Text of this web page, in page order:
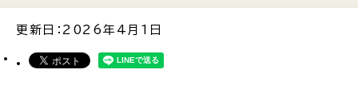
更新日：2026年4月1日